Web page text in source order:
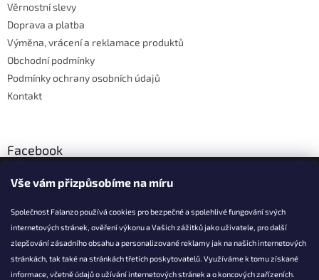
Vše vám přizpůsobíme na míru
Společnost Falanzo používá cookies pro bezpečné a spolehlivé fungování svých
internetových stránek, ověření výkonu a Vašich zážitků jako uživatele, pro další
zlepšování zásadního obsahu a personalizované reklamy jak na našich internetových
stránkách, tak také na stránkách třetích poskytovatelů. Využíváme k tomu získané
informace, včetně údajů o užívání internetových stránek a o koncových zařízeních.
Věrnostní slevy
Doprava a platba
Výměna, vrácení a reklamace produktů
Obchodní podmínky
Podmínky ochrany osobních údajů
Kontakt
Facebook
KONTAKT
info@falanzo.cz